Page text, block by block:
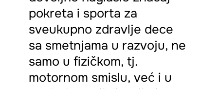
pokreta i sporta za
sveukupno zdravlje dece
sa smetnjama u razvoju, ne
samo u fizičkom, tj.
motornom smislu, već i u